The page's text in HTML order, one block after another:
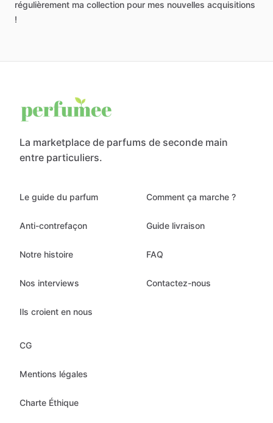
régulièrement ma collection pour mes nouvelles acquisitions
!
La marketplace de parfums de seconde main
entre particuliers.
Le guide du parfum
Anti-contrefaçon
Notre histoire
Nos interviews
Ils croient en nous
Comment ça marche ?
Guide livraison
FAQ
Contactez-nous
CG
Mentions légales
Charte Éthique